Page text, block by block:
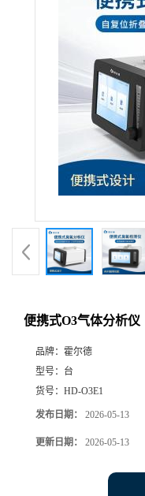
便携式O3气体分析仪
品牌： 霍尔德
型号： 台
货号： HD-O3E1
发布日期： 2026-05-13
更新日期： 2026-05-13